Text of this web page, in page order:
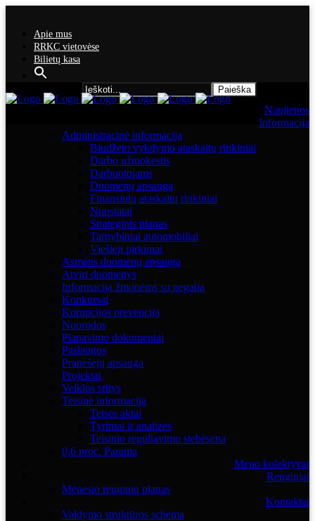
Apie mus
RRKC vietovėse
Bilietų kasa
Naujienos
Informacija
Administracinė informacija
Biudžeto vykdymo ataskaitų rinkiniai
Darbo užmokestis
Darbuotojams
Duomenų apsauga
Finansinių ataskaitų rinkiniai
Nuostatai
Strateginis planas
Tarnybiniai automobiliai
Viešieji pirkimai
Asmens duomenų apsauga
Atviri duomenys
Informacija žmonėms su negalia
Konkursai
Korupcijos prevencija
Nuorodos
Planavimo dokumentai
Paslaugos
Pranešėjų apsauga
Projektai
Veiklos sritys
Teisinė informacija
Teisės aktai
Tyrimai ir analizės
Teisinio reguliavimo stebėsena
0,6 proc. Parama
Meno kolektyvai
Renginiai
Mėnesio renginių planas
Kontaktai
Valdymo struktūros schema